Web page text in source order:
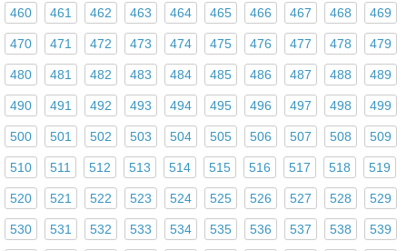
460 461 462 463 464 465 466 467 468 469
470 471 472 473 474 475 476 477 478 479
480 481 482 483 484 485 486 487 488 489
490 491 492 493 494 495 496 497 498 499
500 501 502 503 504 505 506 507 508 509
510 511 512 513 514 515 516 517 518 519
520 521 522 523 524 525 526 527 528 529
530 531 532 533 534 535 536 537 538 539